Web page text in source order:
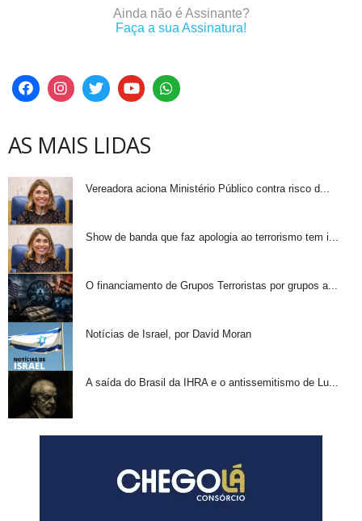
Ainda não é Assinante?
Faça a sua Assinatura!
AS MAIS LIDAS
Vereadora aciona Ministério Público contra risco d...
Show de banda que faz apologia ao terrorismo tem i...
O financiamento de Grupos Terroristas por grupos a...
Notícias de Israel, por David Moran
A saída do Brasil da IHRA e o antissemitismo de Lu...